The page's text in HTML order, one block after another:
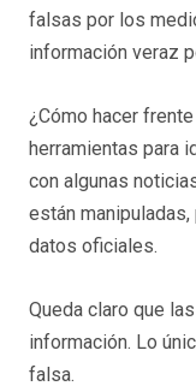
falsas por los
información veraz
¿Cómo hacer
herramientas para
con algunas
están
datos oficiales.
Queda claro que las
información. Lo
falsa.